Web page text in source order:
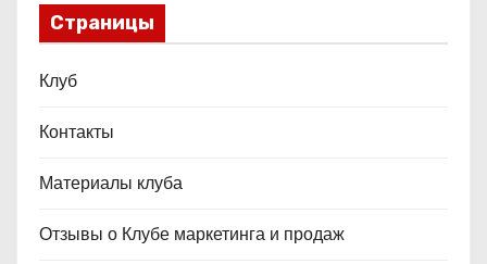
Страницы
Клуб
Контакты
Материалы клуба
Отзывы о Клубе маркетинга и продаж